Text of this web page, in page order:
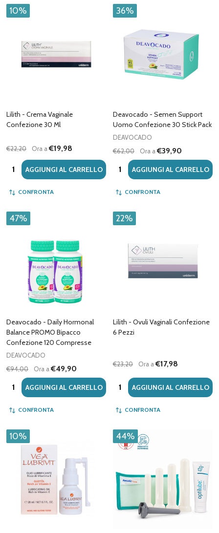
10%
Lilith - Crema Vaginale
Confezione 30 Ml
€22,20 Ora a€19,98
Quantità:AGGIUNGI AL CARRELLO
CONFRONTA
36%
Deavocado - Semen Support
Uomo Confezione 30 Stick Pack
DEAVOCADO
€62,00
Ora a€39,90
Quantità:AGGIUNGI AL CARRELLO
CONFRONTA
47%
Deavocado - Daily Hormonal
Balance PROMO Bipacco
Confezione 120 Compresse
DEAVOCADO
€94,00
Ora a€49,90
Quantità:AGGIUNGI AL CARRELLO
CONFRONTA
22%
Lilith - Ovuli Vaginali Confezione
6 Pezzi
€23,20 Ora a€17,98
Quantità:AGGIUNGI AL CARRELLO
CONFRONTA
10% 44%